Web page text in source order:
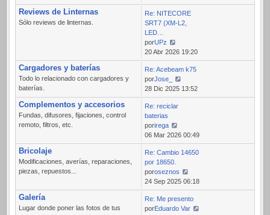
último
mensaje
Reviews de Linternas
Sólo reviews de linternas.
Re: NITECORE
SRT7 (XM-L2,
LED…
porUPz
Ver
último
mensaje
20 Abr 2026 19:20
Cargadores y baterías
Todo lo relacionado con cargadores y
baterías.
Re: Acebeam k75
porJose_
Ver
último
mensaje
28 Dic 2025 13:52
Complementos y accesorios
Fundas, difusores, fijaciones, control
remoto, filtros, etc.
Re: reciclar
baterias
porirega
Ver
último
mensaje
06 Mar 2026 00:49
Bricolaje
Modificaciones, averías, reparaciones,
piezas, repuestos...
Re: Cambio 14650
por 18650.
poroseznos
Ver
último
mensaje
24 Sep 2025 06:18
Galería
Lugar donde poner las fotos de tus
Re: Me presento
porEduardo Var